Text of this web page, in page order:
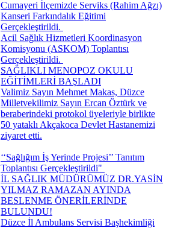
Cumayeri İlçemizde Serviks (Rahim Ağzı)
Kanseri Farkındalık Eğitimi
Gerçekleştirildi. ​
Acil Sağlık Hizmetleri Koordinasyon
Komisyonu (ASKOM) Toplantısı
Gerçekleştirildi. ​
SAĞLIKLI MENOPOZ OKULU
EĞİTİMLERİ BAŞLADI
Valimiz Sayın Mehmet Makas, Düzce
Milletvekilimiz Sayın Ercan Öztürk ve
beraberindeki protokol üyeleriyle birlikte
50 yataklı Akçakoca Devlet Hastanemizi
ziyaret etti.
‘‘Sağlığım İş Yerinde Projesi’’ Tanıtım
Toplantısı Gerçekleştirildi" ​
İL SAĞLIK MÜDÜRÜMÜZ DR.YASİN
YILMAZ RAMAZAN AYINDA
BESLENME ÖNERİLERİNDE
BULUNDU!
Düzce İl Ambulans Servisi Başhekimliği